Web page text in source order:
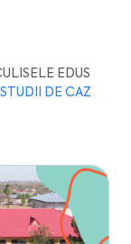
EDUS
STUDII DE CAZ